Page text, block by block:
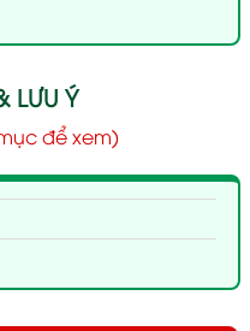
LƯU Ý
để xem)